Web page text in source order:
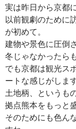
実は昨日から京都
以前観劇のために
が初めて。
建物や景色に圧倒
冬じゃなかったら
でも京都は観光ス
ートな感じがします
土地柄、というも
拠点熊本をもっと
そのためにも色ん